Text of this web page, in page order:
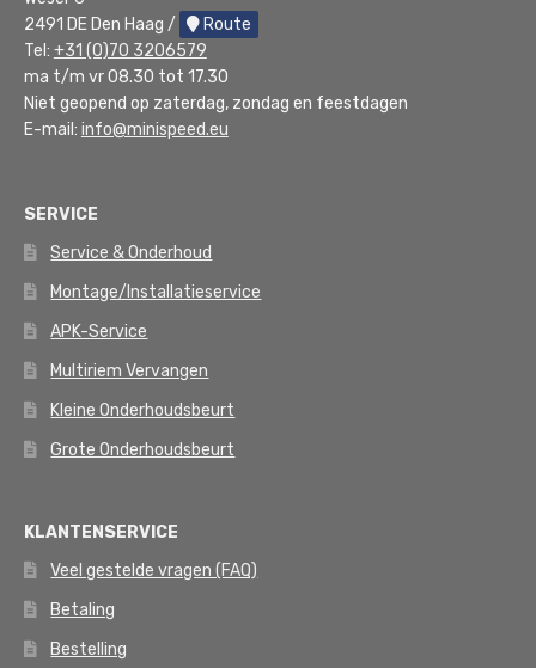
2491 DE Den Haag /
Route
Tel: +31 (0)70 3206579
ma t/m vr 08.30 tot 17.30
Niet geopend op zaterdag, zondag en feestdagen
E-mail: info@minispeed.eu
SERVICE
Service & Onderhoud
Montage/Installatieservice
APK-Service
Multiriem Vervangen
Kleine Onderhoudsbeurt
Grote Onderhoudsbeurt
KLANTENSERVICE
Veel gestelde vragen (FAQ)
Betaling
Bestelling